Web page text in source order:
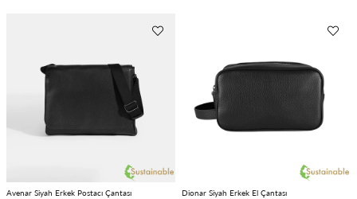
Avenar Siyah Erkek Postacı Çantası Dionar Siyah Erkek El Çantası